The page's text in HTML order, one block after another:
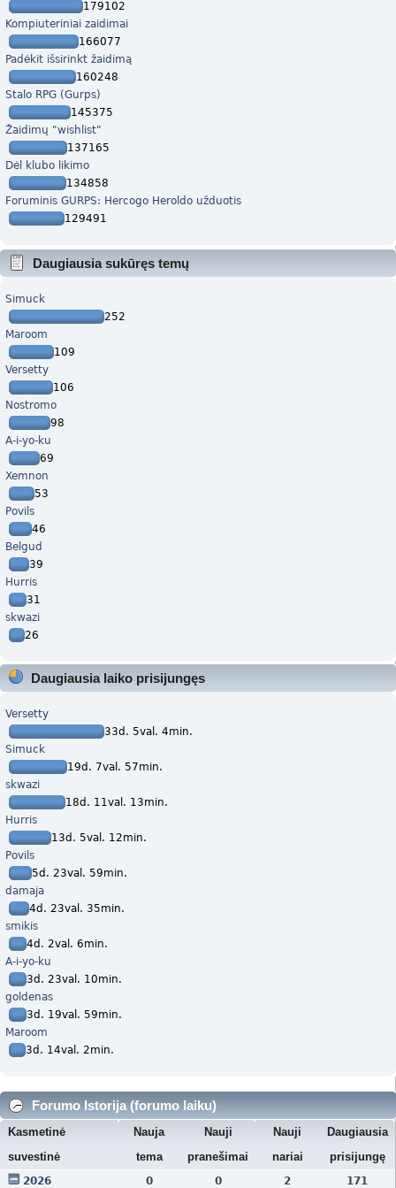
179102
Kompiuteriniai zaidimai
166077
Padėkit išsirinkt žaidimą
160248
Stalo RPG (Gurps)
145375
Žaidimų "wishlist"
137165
Dėl klubo likimo
134858
Foruminis GURPS: Hercogo Heroldo užduotis
129491
Daugiausia sukūręs temų
Simuck
252
Maroom
109
Versetty
106
Nostromo
98
A-i-yo-ku
69
Xemnon
53
Povils
46
Belgud
39
Hurris
31
skwazi
26
Daugiausia laiko prisijungęs
Versetty
33d. 5val. 4min.
Simuck
19d. 7val. 57min.
skwazi
18d. 11val. 13min.
Hurris
13d. 5val. 12min.
Povils
5d. 23val. 59min.
damaja
4d. 23val. 35min.
smikis
4d. 2val. 6min.
A-i-yo-ku
3d. 23val. 10min.
goldenas
3d. 19val. 59min.
Maroom
3d. 14val. 2min.
Forumo Istorija (forumo laiku)
Kasmetinė
suvestinė
Nauja
tema
Nauji
pranešimai
Nauji
nariai
Daugiausia
prisijungę
2026
0 0 2
171